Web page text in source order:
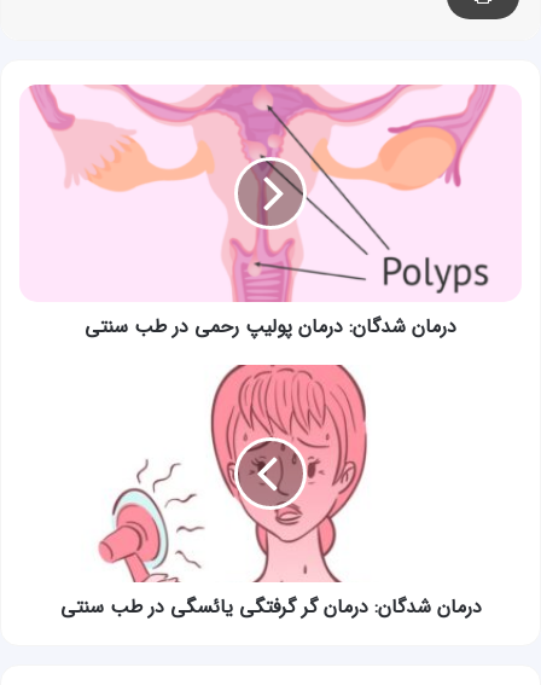
درمان
شدگان:
سنتی
درمان شدگان: درمان پولیپ رحمی در طب سنتی
درمان شدگان: درمان گر گرفتگی یائسگی در طب سنتی